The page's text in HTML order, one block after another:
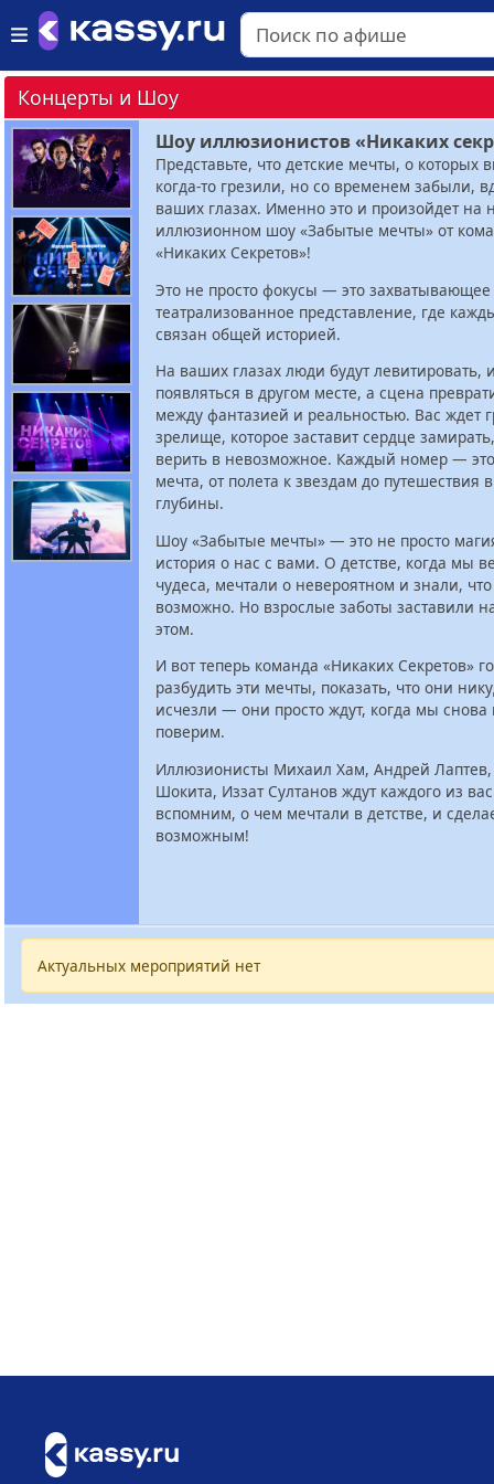
Концерты и Шоу
Шоу иллюзионистов «Никаких
Представьте, что детские мечты, о которых
когда-то грезили, но со временем забыли,
ваших глазах. Именно это и произойдет на
иллюзионном шоу «Забытые мечты» от
«Никаких Секретов»!
Это не просто фокусы — это захватывающее
театрализованное представление, где
связан общей историей.
На ваших глазах люди будут левитировать,
появляться в другом месте, а сцена
между фантазией и реальностью. Вас ждет
зрелище, которое заставит сердце
верить в невозможное. Каждый номер —
мечта, от полета к звездам до путешествия
глубины.
Шоу «Забытые мечты» — это не просто
история о нас с вами. О детстве, когда мы
чудеса, мечтали о невероятном и знали,
возможно. Но взрослые заботы заставили
этом.
И вот теперь команда «Никаких Секретов»
разбудить эти мечты, показать, что они
исчезли — они просто ждут, когда мы снова
поверим.
Иллюзионисты Михаил Хам, Андрей
Шокита, Иззат Султанов ждут каждого из
вспомним, о чем мечтали в детстве, и
возможным!
Актуальных мероприятий нет